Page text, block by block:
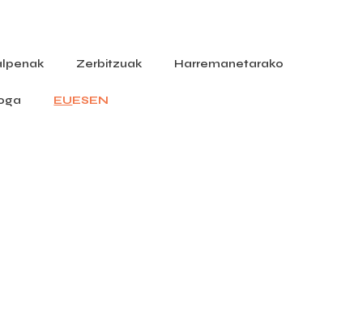
Zerbitzuak Harremanetarako
EUESEN